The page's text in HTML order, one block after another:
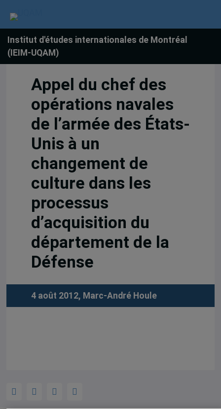
Institut d'études internationales de Montréal
(IEIM-UQAM)
Appel du chef des
opérations navales
de l’armée des États-
Unis à un
changement de
culture dans les
processus
d’acquisition du
département de la
Défense
4 août 2012, Marc-André Houle